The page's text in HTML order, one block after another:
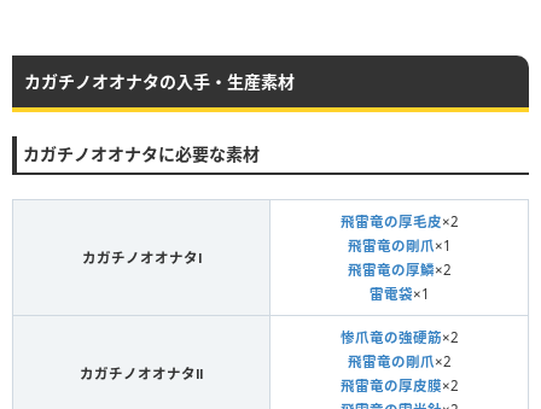
カガチノオオナタの入手・生産素材
カガチノオオナタに必要な素材
カガチノオオナタⅠ
飛雷竜の厚毛皮×2
飛雷竜の剛爪×1
飛雷竜の厚鱗×2
雷電袋×1
カガチノオオナタⅡ
惨爪竜の強硬筋×2
飛雷竜の剛爪×2
飛雷竜の厚皮膜×2